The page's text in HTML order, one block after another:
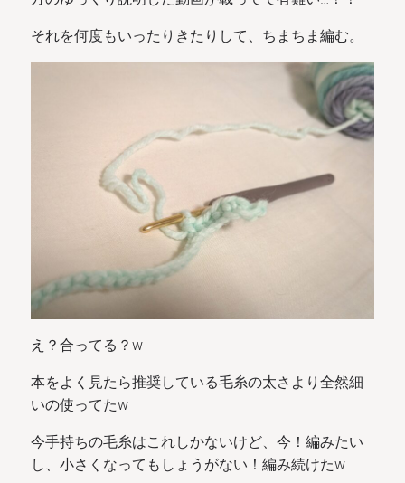
それを何度もいったりきたりして、ちまちま編む。
え？合ってる？w
本をよく見たら推奨している毛糸の太さより全然細
いの使ってたw
今手持ちの毛糸はこれしかないけど、今！編みたい
し、小さくなってもしょうがない！編み続けたw